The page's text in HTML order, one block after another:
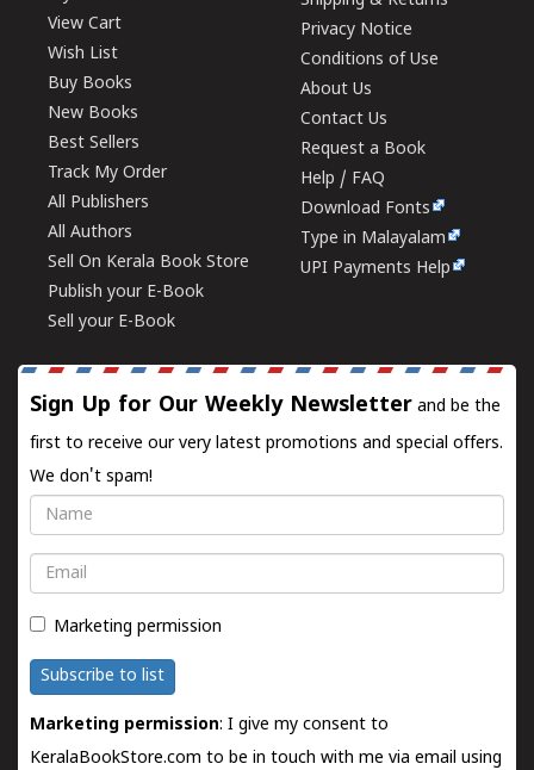
View Cart
Wish List
Buy Books
New Books
Best Sellers
Track My Order
All Publishers
All Authors
Sell On Kerala Book Store
Publish your E-Book
Sell your E-Book
Privacy Notice
Conditions of Use
About Us
Contact Us
Request a Book
Help / FAQ
Download Fonts
Type in Malayalam
UPI Payments Help
Sign Up for Our Weekly Newsletter and be the
first to receive our very latest promotions and special offers.
We don't spam!
Name
Email
Marketing permission
Subscribe to list
Marketing permission: I give my consent to
KeralaBookStore.com to be in touch with me via email using